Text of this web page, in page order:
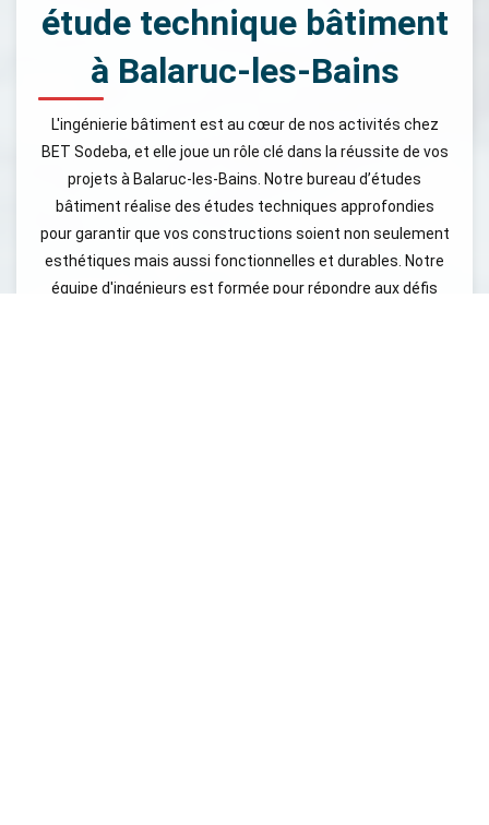
étude technique bâtiment
à Balaruc-les-Bains
L'ingénierie bâtiment est au cœur de nos activités chez
BET Sodeba, et elle joue un rôle clé dans la réussite de vos
projets à Balaruc-les-Bains. Notre bureau d’études
bâtiment réalise des études techniques approfondies
pour garantir que vos constructions soient non seulement
esthétiques mais aussi fonctionnelles et durables. Notre
équipe d'ingénieurs est formée pour répondre aux défis